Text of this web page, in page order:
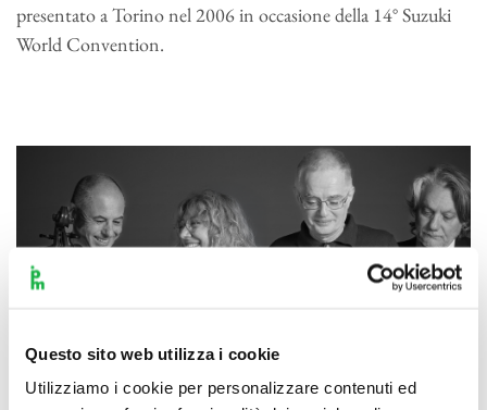
Questo sito web utilizza i cookie
Utilizziamo i cookie per personalizzare contenuti ed
presentato a Torino nel 2006 in occasione della 14° Suzuki
World Convention.